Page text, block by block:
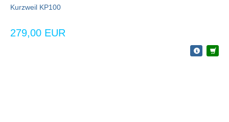
Kurzweil KP100
279,00 EUR